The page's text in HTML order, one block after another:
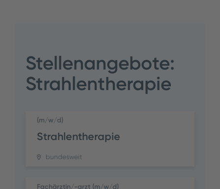
Stellenangebote:
Strahlentherapie
(m/w/d)
Strahlentherapie
bundesweit
Fachärztin/-arzt (m/w/d)